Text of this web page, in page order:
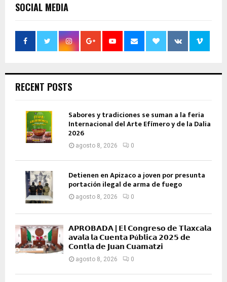
SOCIAL MEDIA
RECENT POSTS
Sabores y tradiciones se suman a la feria
Internacional del Arte Efímero y de la Dalia
2026
agosto 8, 2026 0
Detienen en Apizaco a joven por presunta
portación ilegal de arma de fuego
agosto 8, 2026 0
𝗔𝗣𝗥𝗢𝗕𝗔𝗗𝗔 | 𝗘𝗹 𝗖𝗼𝗻𝗴𝗿𝗲𝘀𝗼 𝗱𝗲 𝗧𝗹𝗮𝘅𝗰𝗮𝗹𝗮
𝗮𝘃𝗮𝗹𝗮 𝗹𝗮 𝗖𝘂𝗲𝗻𝘁𝗮 𝗣ú𝗯𝗹𝗶𝗰𝗮 𝟮𝟬𝟮𝟱 𝗱𝗲
𝗖𝗼𝗻𝘁𝗹𝗮 𝗱𝗲 𝗝𝘂𝗮𝗻 𝗖𝘂𝗮𝗺𝗮𝘁𝘇𝗶
agosto 8, 2026 0